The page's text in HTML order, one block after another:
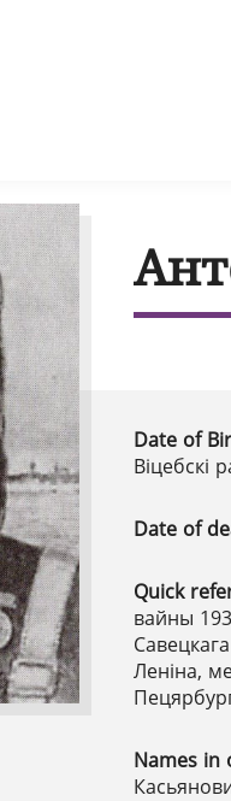
Date of
Віцебскі
Date of
Quick
вайны
Леніна,
Names in